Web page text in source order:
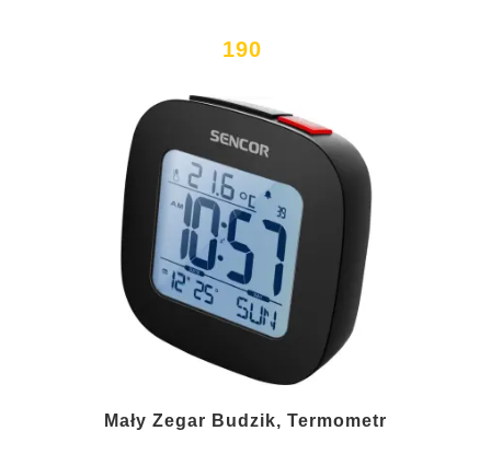
190
Mały Zegar Budzik, Termometr